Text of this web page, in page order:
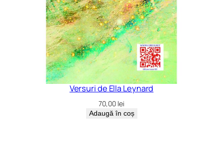
Versuri de Ella Leynard
70,00 lei
Adaugă în coș